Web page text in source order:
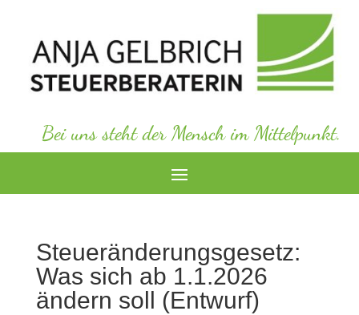
Bei uns steht der Mensch im Mittelpunkt.
Steueränderungsgesetz:
Was sich ab 1.1.2026
ändern soll (Entwurf)